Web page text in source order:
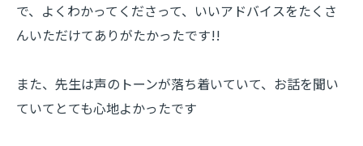
で、 よくわかってくださって、 いいアドバイスをたくさ
んいただけてありがたかったです!!
また、先生は声のトーンが落ち着いていて、 お話を聞い
ていてとても心地よかったです